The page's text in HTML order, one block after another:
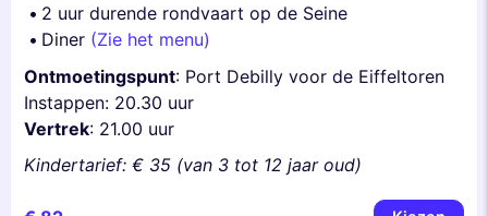
2 uur durende rondvaart op de Seine
Diner (Zie het menu)
Ontmoetingspunt: Port Debilly voor de Eiffeltoren
Instappen: 20.30 uur
Vertrek: 21.00 uur
Kindertarief: € 35 (van 3 tot 12 jaar oud)